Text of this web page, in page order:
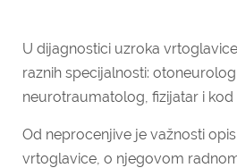
U dijagnostici uzroka
raznih specijalnosti:
neurotraumatolog, fizijatar i
Od neprocenjive je važnosti
vrtoglavice, o njegovom